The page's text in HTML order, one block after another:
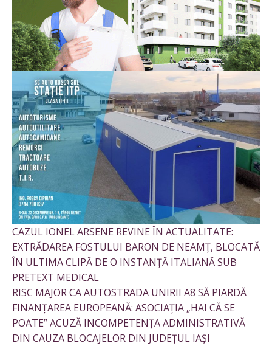
CAZUL IONEL ARSENE REVINE ÎN ACTUALITATE:
EXTRĂDAREA FOSTULUI BARON DE NEAMȚ, BLOCATĂ
ÎN ULTIMA CLIPĂ DE O INSTANȚĂ ITALIANĂ SUB
PRETEXT MEDICAL
RISC MAJOR CA AUTOSTRADA UNIRII A8 SĂ PIARDĂ
FINANȚAREA EUROPEANĂ: ASOCIAȚIA „HAI CĂ SE
POATE” ACUZĂ INCOMPETENȚA ADMINISTRATIVĂ
DIN CAUZA BLOCAJELOR DIN JUDEȚUL IAȘI